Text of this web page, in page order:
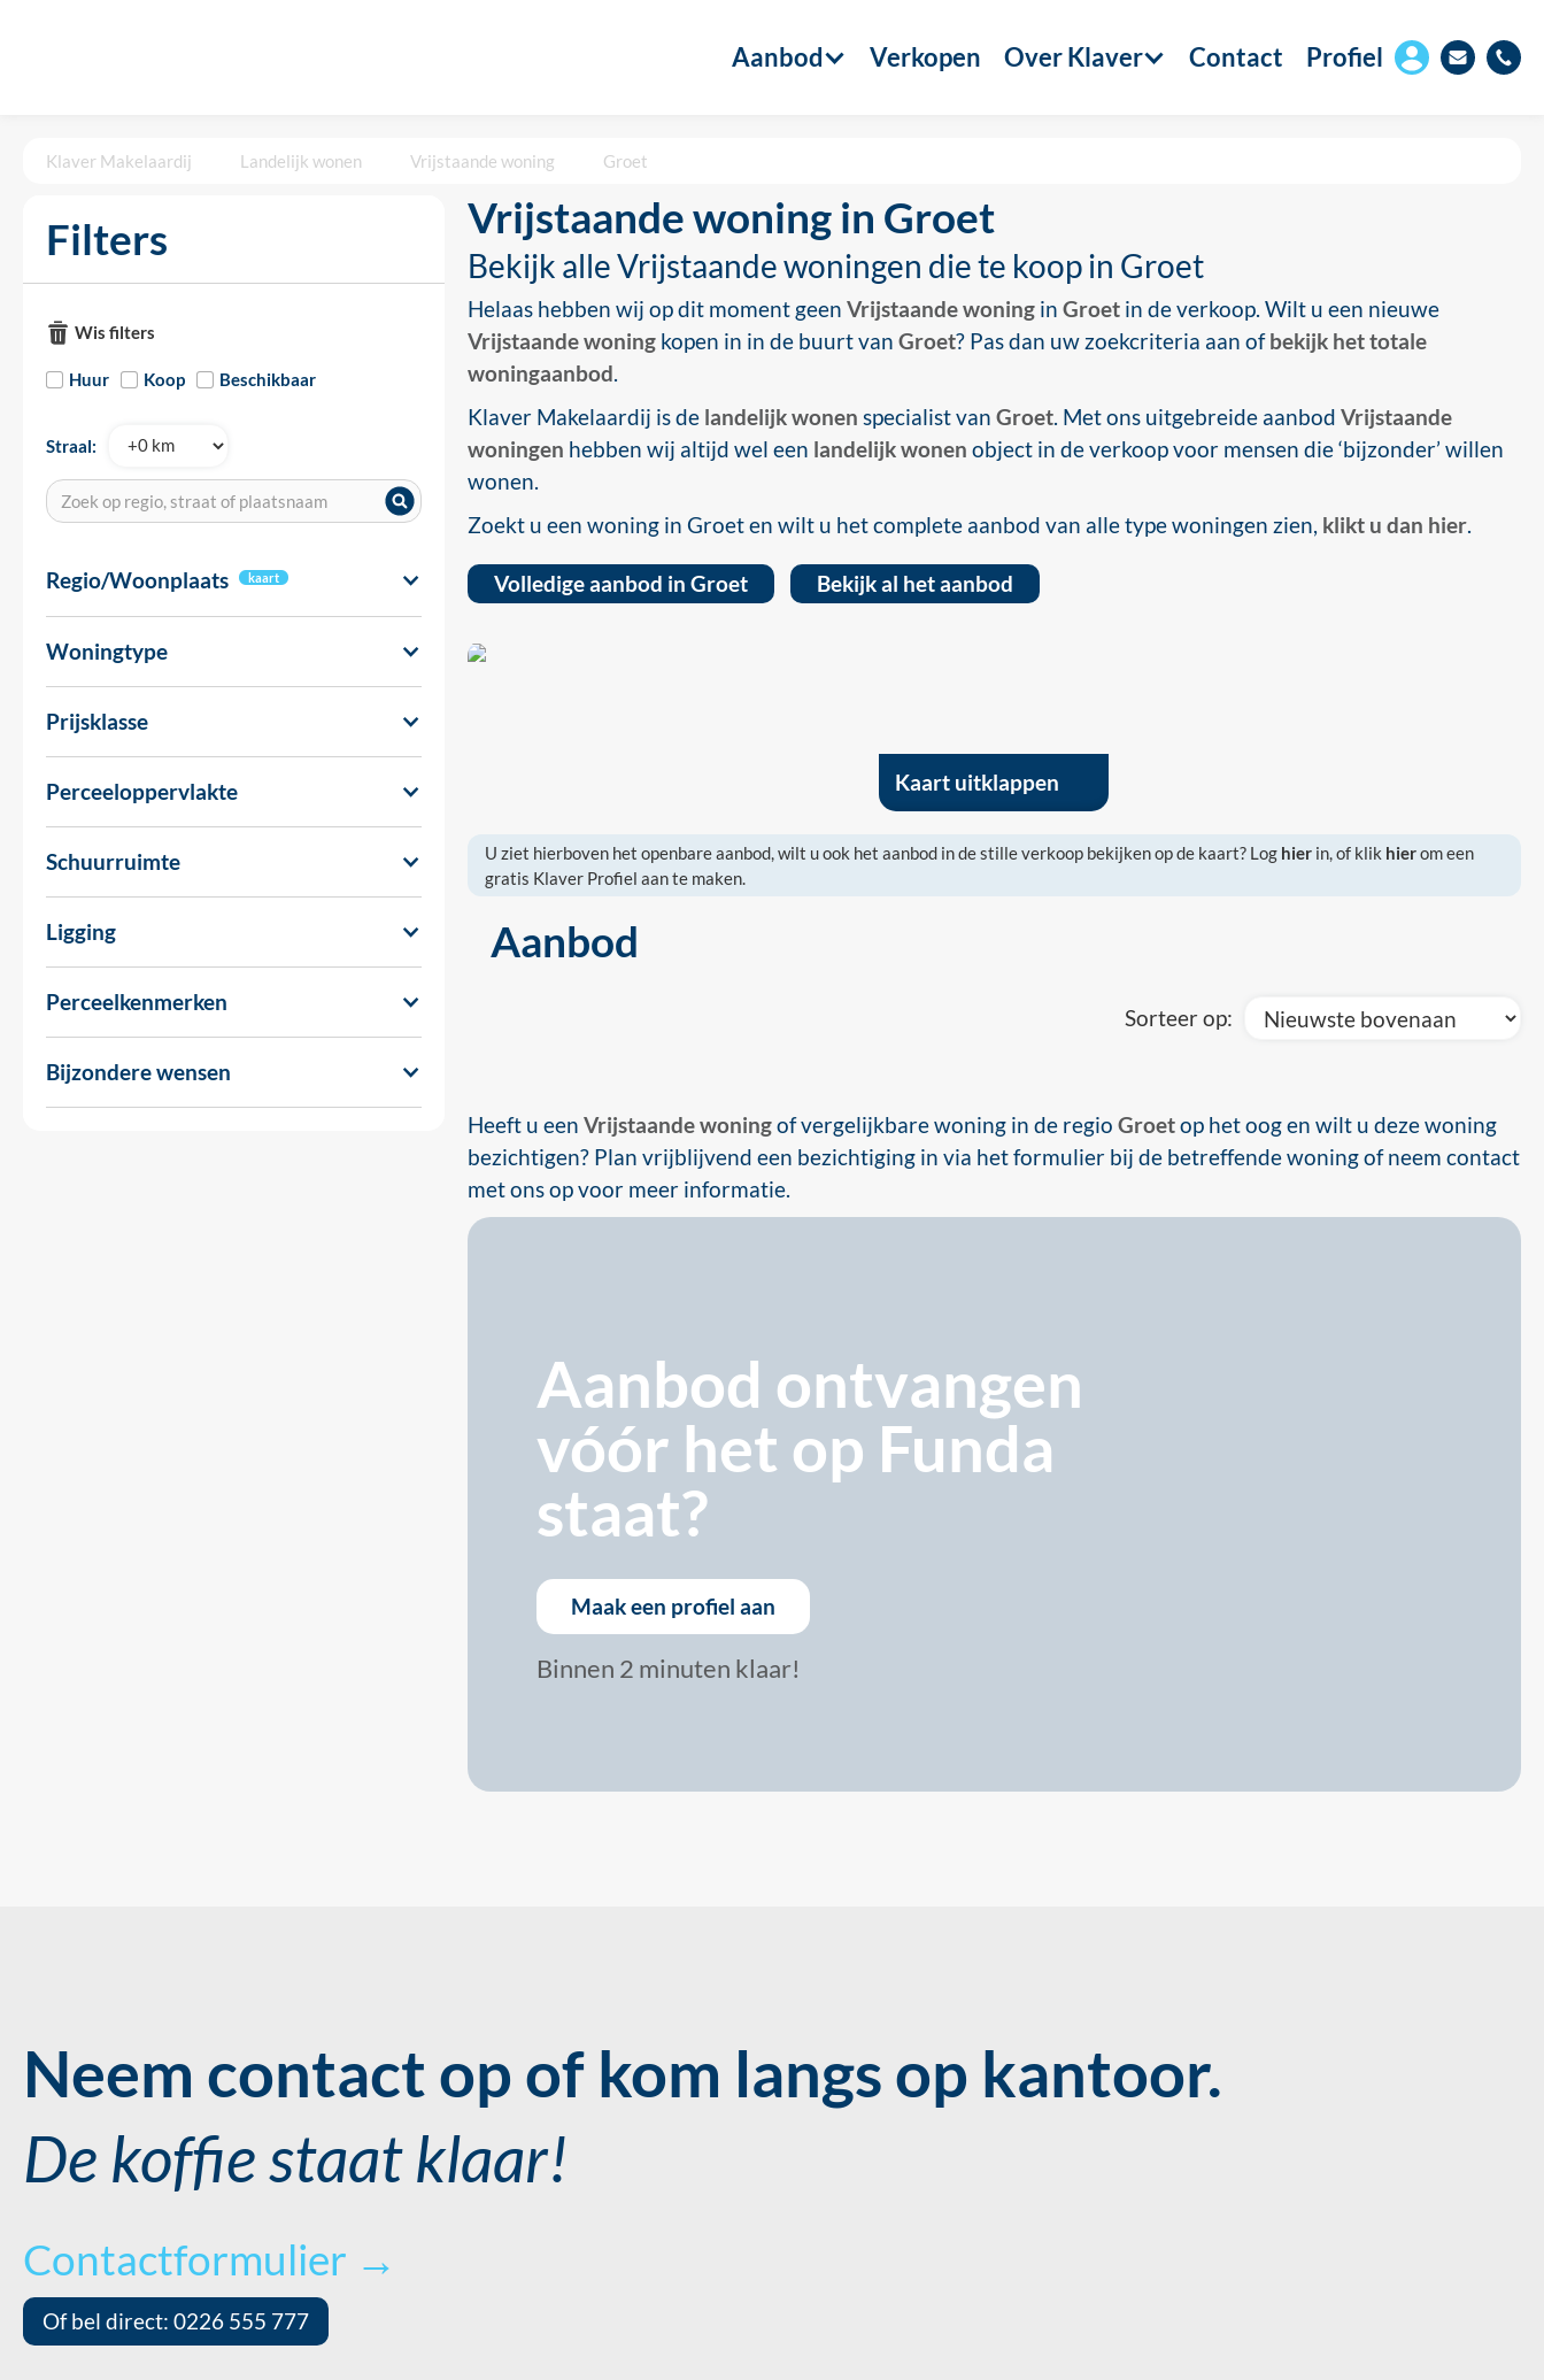
Aanbod Verkopen Over Klaver Contact Profiel
Klaver Makelaardij Landelijk wonen Vrijstaande woning Groet
Vrijstaande woning in Groet
Bekijk alle Vrijstaande woningen die te koop in Groet
Helaas hebben wij op dit moment geen Vrijstaande woningin Groetin de verkoop. Wilt u een nieuwe
Vrijstaande woningkopen in in de buurt van Groet? Pas dan uw zoekcriteria aan ofbekijk het totale
woningaanbod.
Klaver Makelaardij is de landelijk wonen specialist van Groet. Met ons uitgebreide aanbod Vrijstaande
woningen hebben wij altijd wel een landelijk wonen object in de verkoop voor mensen die ‘bijzonder’ willen
wonen.
Zoekt u een woning in Groet en wilt u het complete aanbod van alle type woningen zien, klikt u dan hier.
Volledige aanbod in Groet Bekijk al het aanbod
Filters
Wis filters
Huur Koop Beschikbaar
Straal:
Regio/Woonplaats kaart
Woningtype
Prijsklasse
Perceeloppervlakte
Schuurruimte
Ligging
Perceelkenmerken
Bijzondere wensen
Kaart uitklappen
U ziet hierboven het openbare aanbod, wilt u ook het aanbod in de stille verkoop bekijken op de kaart? Log hierin, of klik hierom een
gratis Klaver Profiel aan te maken.
Aanbod
Sorteer op:
Heeft u een Vrijstaande woningof vergelijkbare woning in de regio Groetop het oog en wilt u deze woning
bezichtigen? Plan vrijblijvend een bezichtiging in via het formulier bij de betreffende woning of neem contact
met ons op voor meer informatie.
Aanbod ontvangen
vóór het op Funda
staat?
Maak een profiel aan
Binnen 2 minuten klaar!
Neem contact op of kom langs op kantoor.
De koffie staat klaar!
Contactformulier →
Of bel direct: 0226 555 777